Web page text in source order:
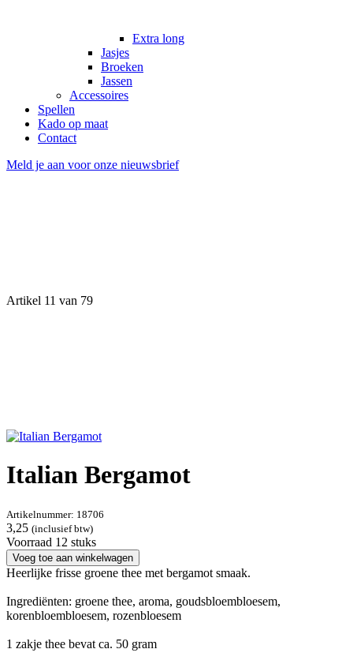
Extra long
Jasjes
Broeken
Jassen
Accessoires
Spellen
Kado op maat
Contact
Meld je aan voor onze nieuwsbrief
Artikel 11 van 79
Italian Bergamot
Artikelnummer: 18706
3,25 (inclusief btw)
Voorraad 12 stuks
Voeg toe aan winkelwagen
Heerlijke frisse groene thee met bergamot smaak.
Ingrediënten: groene thee, aroma, goudsbloembloesem,
korenbloembloesem, rozenbloesem
1 zakje thee bevat ca. 50 gram